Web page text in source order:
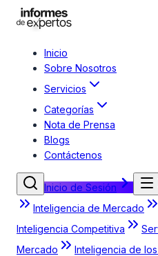
Inicio
Sobre Nosotros
Servicios
Categorías
Nota de Prensa
Blogs
Contáctenos
Inicio de Sesión
Inteligencia de Mercado
Inteligencia Competitiva
Mercado
Inteligencia de